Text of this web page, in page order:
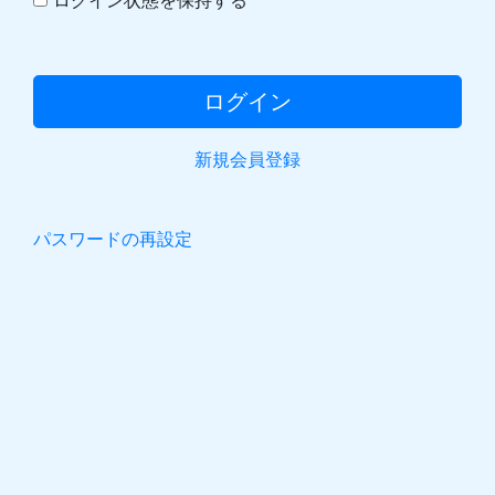
新規会員登録
パスワードの再設定